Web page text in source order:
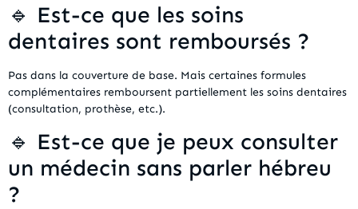
🔹 Est-ce que les soins
dentaires sont remboursés ?
Pas dans la couverture de base. Mais certaines formules
complémentaires remboursent partiellement les soins dentaires
(consultation, prothèse, etc.).
🔹 Est-ce que je peux consulter
un médecin sans parler hébreu
?